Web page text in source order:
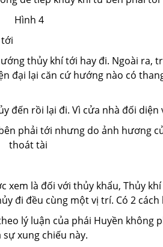
Hình 4
thủy khí tới hay đi. Ngoài ra,
đại lại căn cứ hướng nào có
đến rồi lại đi. Vì cửa nhà đối
phải tới nhưng do ảnh hương
thoát tài
là đối với thủy khẩu, Thủy
đi đều cùng một vị trí. Có 2 cách
lý luận của phái Huyền không
xung chiếu này.